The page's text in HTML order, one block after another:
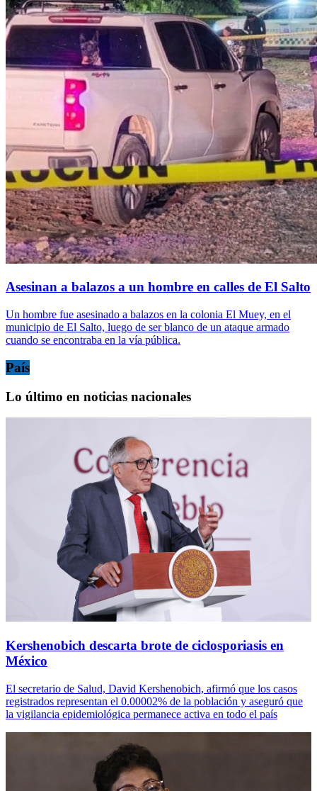
Asesinan a balazos a un hombre en calles de El Salto
Un hombre fue asesinado a balazos en la colonia El Muey, en el
municipio de El Salto, luego de ser blanco de un ataque armado
cuando se encontraba en la vía pública.
País
Lo último en noticias nacionales
Kershenobich descarta brote de ciclosporiasis en
México
El secretario de Salud, David Kershenobich, afirmó que los casos
registrados representan el 0.00002% de la población y aseguró que
la vigilancia epidemiológica permanece activa en todo el país